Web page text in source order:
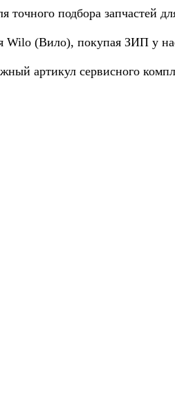
точного подбора запчастей
Wilo (Вило), покупая ЗИП у
артикул сервисного